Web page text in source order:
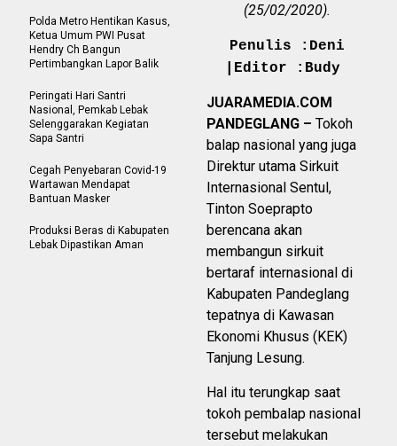
(25/02/2020).
Penulis :Deni
|Editor :Budy
JUARAMEDIA.COM
PANDEGLANG – Tokoh
balap nasional yang juga
Direktur utama Sirkuit
Internasional Sentul,
Tinton Soeprapto
berencana akan
membangun sirkuit
bertaraf internasional di
Kabupaten Pandeglang
tepatnya di Kawasan
Ekonomi Khusus (KEK)
Tanjung Lesung.
Hal itu terungkap saat
tokoh pembalap nasional
tersebut melakukan
Polda Metro Hentikan Kasus,
Ketua Umum PWI Pusat
Hendry Ch Bangun
Pertimbangkan Lapor Balik
Peringati Hari Santri
Nasional, Pemkab Lebak
Selenggarakan Kegiatan
Sapa Santri
Cegah Penyebaran Covid-19
Wartawan Mendapat
Bantuan Masker
Produksi Beras di Kabupaten
Lebak Dipastikan Aman